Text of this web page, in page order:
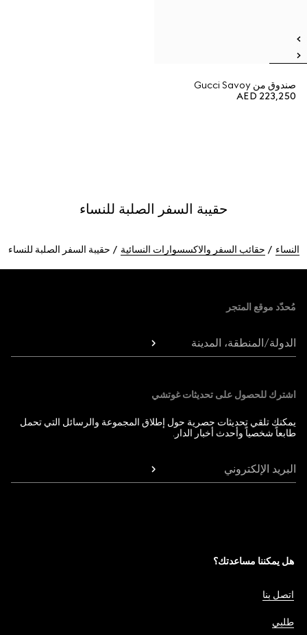
صندوق من Gucci Savoy
AED 223,250
حقيبة السفر الصلبة للنساء
النساء حقائب السفر والاكسسوارات النسائية حقيبة السفر الصلبة للنساء
مُحدّد موقع المتجر
الدولة/المنطقة، المدينة
اشترك للحصول على تحديثات غوتشي
يمكنك تلقي تحديثات حصرية حول إطلاق المجموعة والرسائل التي تحمل
طابعاً شخصياً وأحدث أخبار الدار.
البريد الإلكتروني
هل يمكننا مساعدتك؟
اتصل بنا
طلبي